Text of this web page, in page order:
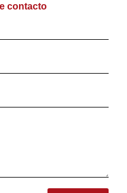
contacto